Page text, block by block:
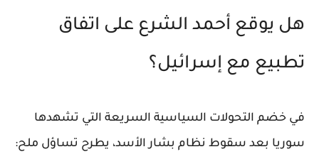
هل يوقع أحمد الشرع على اتفاق
تطبيع مع إسرائيل؟
في خضم التحولات السياسية السريعة التي تشهدها
سوريا بعد سقوط نظام بشار الأسد، يطرح تساؤل ملح: